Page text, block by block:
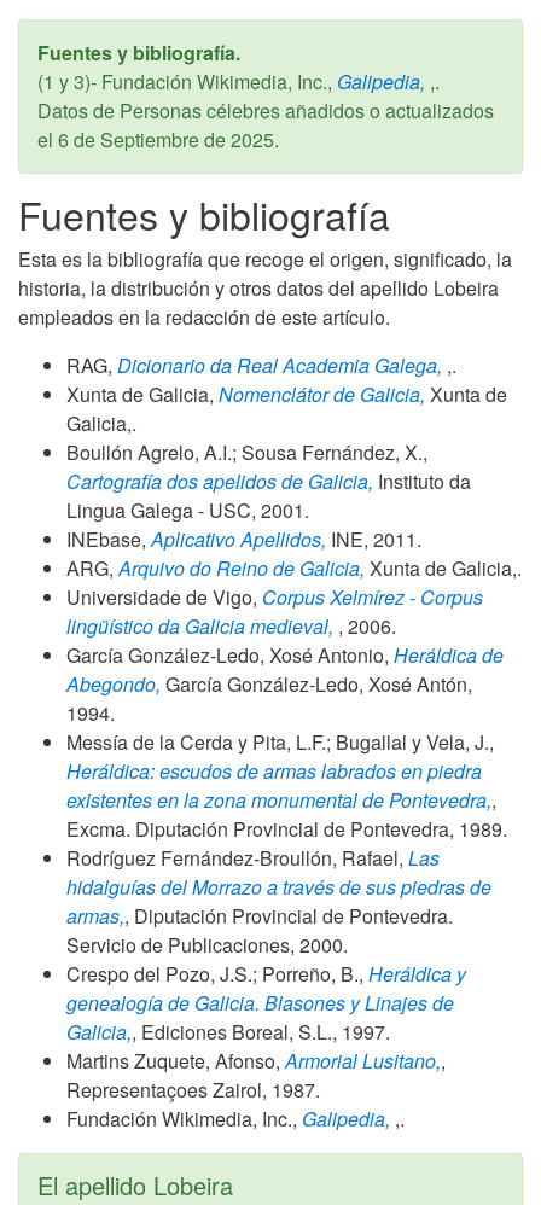
Fuentes y bibliografía.
(1 y 3)- Fundación Wikimedia, Inc., Galipedia, ,.
Datos de Personas célebres añadidos o actualizados
el 6 de Septiembre de 2025.
Fuentes y bibliografía
Esta es la bibliografía que recoge el origen, significado, la
historia, la distribución y otros datos del apellido Lobeira
empleados en la redacción de este artículo.
RAG, Dicionario da Real Academia Galega, ,.
Xunta de Galicia, Nomenclátor de Galicia, Xunta de
Galicia,.
Boullón Agrelo, A.I.; Sousa Fernández, X.,
Cartografía dos apelidos de Galicia, Instituto da
Lingua Galega - USC, 2001.
INEbase, Aplicativo Apellidos, INE, 2011.
ARG, Arquivo do Reino de Galicia, Xunta de Galicia,.
Universidade de Vigo, Corpus Xelmírez - Corpus
lingüístico da Galicia medieval, , 2006.
García González-Ledo, Xosé Antonio, Heráldica de
Abegondo, García González-Ledo, Xosé Antón,
1994.
Messía de la Cerda y Pita, L.F.; Bugallal y Vela, J.,
Heráldica: escudos de armas labrados en piedra
existentes en la zona monumental de Pontevedra,,
Excma. Diputación Provincial de Pontevedra, 1989.
Rodríguez Fernández-Broullón, Rafael, Las
hidalguías del Morrazo a través de sus piedras de
armas,, Diputación Provincial de Pontevedra.
Servicio de Publicaciones, 2000.
Crespo del Pozo, J.S.; Porreño, B., Heráldica y
genealogía de Galicia. Blasones y Linajes de
Galicia,, Ediciones Boreal, S.L., 1997.
Martins Zuquete, Afonso, Armorial Lusitano,,
Representaçoes Zairol, 1987.
Fundación Wikimedia, Inc., Galipedia, ,.
El apellido Lobeira